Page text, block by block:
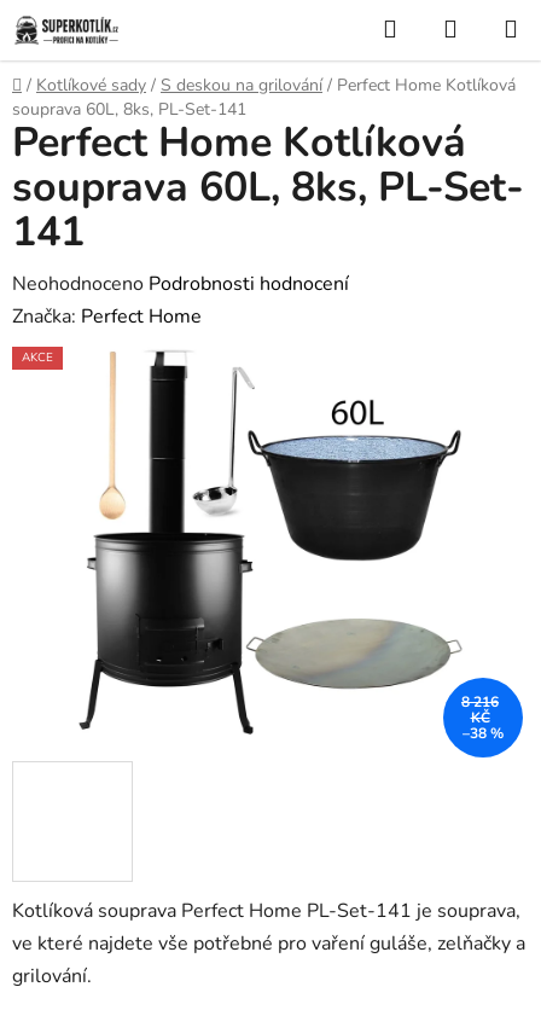
Přejít
na
obsah
Hledat
KOŠÍK
Domů
/ Kotlíkové sady / S deskou na grilování / Perfect Home Kotlíková
souprava 60L, 8ks, PL-Set-141
Kotlíková souprava Perfect Home PL-Set-141 je souprava,
ve které najdete vše potřebné pro vaření guláše, zelňačky a
grilování.
Perfect Home Kotlíková
souprava 60L, 8ks, PL-Set-
141
Průměrné
hodnocení
produktu
hvězdiček.
Neohodnoceno Podrobnosti hodnocení
Značka: Perfect Home
AKCE
8 216
KČ
–38 %